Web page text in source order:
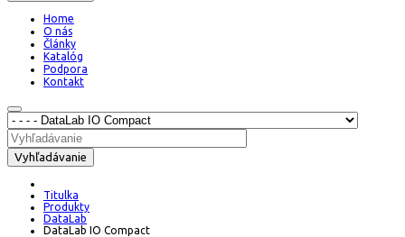
Home
O nás
Články
Katalóg
Podpora
Kontakt
Vyhľadávanie
Titulka
Produkty
DataLab
DataLab IO Compact